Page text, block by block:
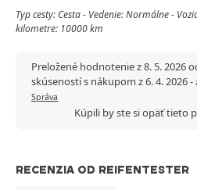
Typ cesty: Cesta - Vedenie: Normálne -
kilometre: 10000 km
Preložené hodnotenie z 8. 5. 2026
skúseností s nákupom z 6. 4. 2026-
Správa
Kúpili by ste si opäť tieto
RECENZIA OD REIFENTESTER